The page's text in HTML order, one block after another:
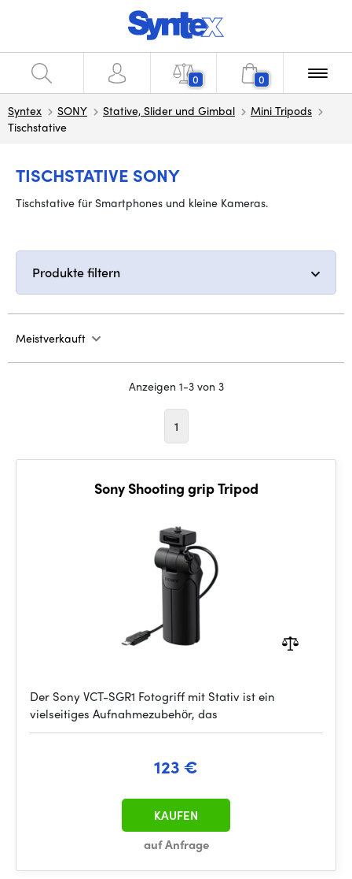
0 0
Syntex SONY Stative, Slider und Gimbal
Mini Tripods
Tischstative
TISCHSTATIVE SONY
Tischstative für Smartphones und kleine Kameras.
Produkte filtern
Meistverkauft
Anzeigen 1-3 von 3
1
Sony Shooting grip Tripod
Der Sony VCT-SGR1 Fotogriff mit Stativ ist ein
vielseitiges Aufnahmezubehör, das
123 €
auf Anfrage
KAUFEN